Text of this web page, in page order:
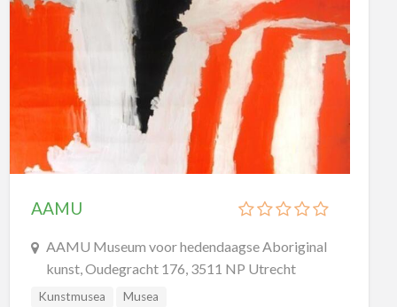
AAMU
AAMU Museum voor hedendaagse Aboriginal
kunst, Oudegracht 176, 3511 NP Utrecht
Kunstmusea Musea